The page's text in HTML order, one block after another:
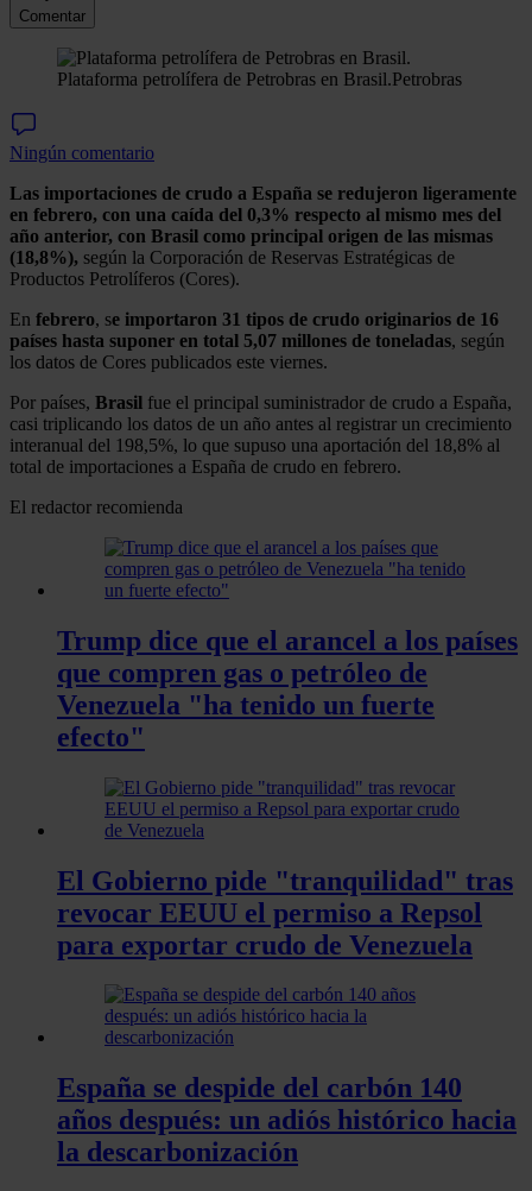
Comentar
Plataforma petrolífera de Petrobras en Brasil.Petrobras
Ningún comentario
Las importaciones de crudo a España se redujeron ligeramente
en febrero, con una caída del 0,3% respecto al mismo mes del
año anterior, con Brasil como principal origen de las mismas
(18,8%), según la Corporación de Reservas Estratégicas de
Productos Petrolíferos (Cores).
En febrero, se importaron 31 tipos de crudo originarios de 16
países hasta suponer en total 5,07 millones de toneladas, según
los datos de Cores publicados este viernes.
Por países, Brasil fue el principal suministrador de crudo a España,
casi triplicando los datos de un año antes al registrar un crecimiento
interanual del 198,5%, lo que supuso una aportación del 18,8% al
total de importaciones a España de crudo en febrero.
El redactor recomienda
Trump dice que el arancel a los países
que compren gas o petróleo de
Venezuela "ha tenido un fuerte
efecto"
El Gobierno pide "tranquilidad" tras
revocar EEUU el permiso a Repsol
para exportar crudo de Venezuela
España se despide del carbón 140
años después: un adiós histórico hacia
la descarbonización